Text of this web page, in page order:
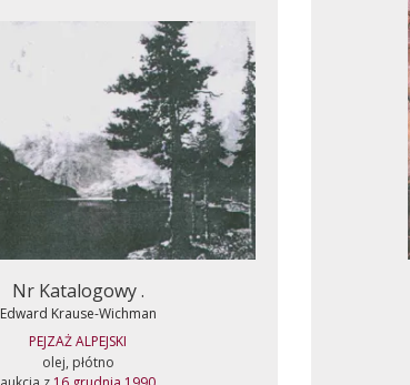
Nr Katalogowy .
Edward Krause-Wichman
PEJZAŻ ALPEJSKI
olej, płótno